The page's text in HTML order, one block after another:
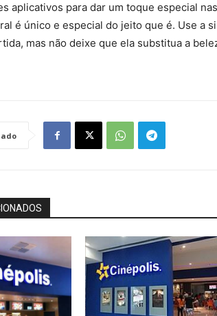
aplicativos para dar um toque especial
é único e especial do jeito que é. Use a
mas não deixe que ela substitua a